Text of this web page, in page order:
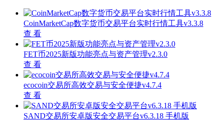
CoinMarketCap数字货币交易平台实时行情工具v3.3.8
查 看
FET币2025新版功能亮点与资产管理v2.3.0
查 看
ecocoin交易所高效交易与安全便捷v4.7.4
查 看
SAND交易所安卓版安全交易平台v6.3.18 手机版